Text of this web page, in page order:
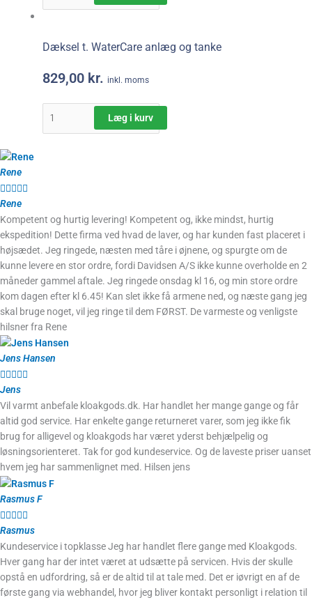
Dæksel t. WaterCare anlæg og tanke
829,00 kr. inkl. moms
Læg i kurv
Rene

Rene
Kompetent og hurtig levering! Kompetent og, ikke mindst, hurtig
ekspedition! Dette firma ved hvad de laver, og har kunden fast placeret i
højsædet. Jeg ringede, næsten med tåre i øjnene, og spurgte om de
kunne levere en stor ordre, fordi Davidsen A/S ikke kunne overholde en 2
måneder gammel aftale. Jeg ringede onsdag kl 16, og min store ordre
kom dagen efter kl 6.45! Kan slet ikke få armene ned, og næste gang jeg
skal bruge noget, vil jeg ringe til dem FØRST. De varmeste og venligste
hilsner fra Rene
Jens Hansen

Jens
Vil varmt anbefale kloakgods.dk. Har handlet her mange gange og får
altid god service. Har enkelte gange returneret varer, som jeg ikke fik
brug for alligevel og kloakgods har været yderst behjælpelig og
løsningsorienteret. Tak for god kundeservice. Og de laveste priser uanset
hvem jeg har sammenlignet med. Hilsen jens
Rasmus F

Rasmus
Kundeservice i topklasse Jeg har handlet flere gange med Kloakgods.
Hver gang har der intet været at udsætte på servicen. Hvis der skulle
opstå en udfordring, så er de altid til at tale med. Det er iøvrigt en af de
første gang via webhandel, hvor jeg bliver kontakt personligt i relation til